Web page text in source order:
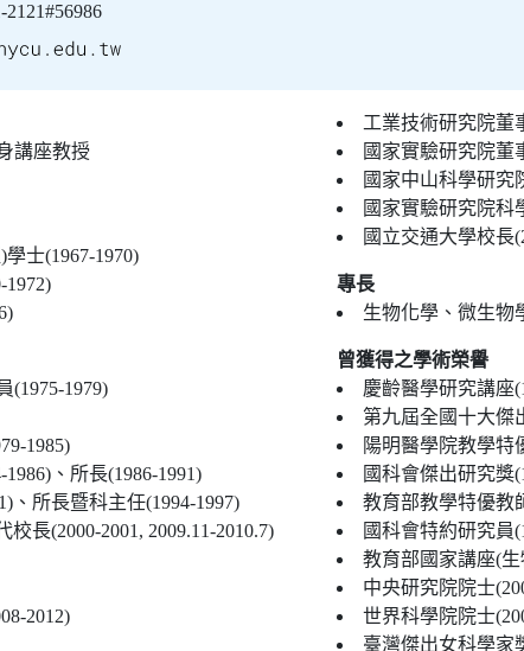
2121#56986
講座教授
士(1967-1970)
1972)
(1975-1979)
1985)
、所長(1986-1991)
、所長暨科主任(1994-1997)
長(2000-2001, 2009.11-2010.7)
2012)
工業技術研究院董
國家實驗研究院董
國家中山科學研究
國家實驗研究院科
國立交通大學校長
專長
生物化學、微生物
曾獲得之學術榮譽
慶齡醫學研究講座
第九屆全國十大傑
陽明醫學院教學特
國科會傑出研究獎
教育部教學特優教
國科會特約研究員
教育部國家講座(生
中央研究院院士
世界科學院院士
臺灣傑出女科學家